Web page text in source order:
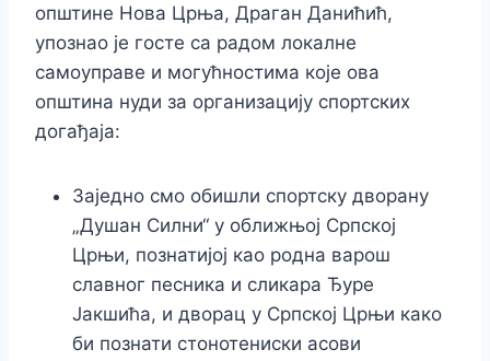
општине Нова Црња, Драган Данићић,
упознао је госте са радом локалне
самоуправе и могућностима које ова
општина нуди за организацију спортских
догађаја:
Заједно смо обишли спортску дворану
„Душан Силни“ у оближњој Српској
Црњи, познатијој као родна варош
славног песника и сликара Ђуре
Јакшића, и дворац у Српској Црњи како
би познати стонотениски асови